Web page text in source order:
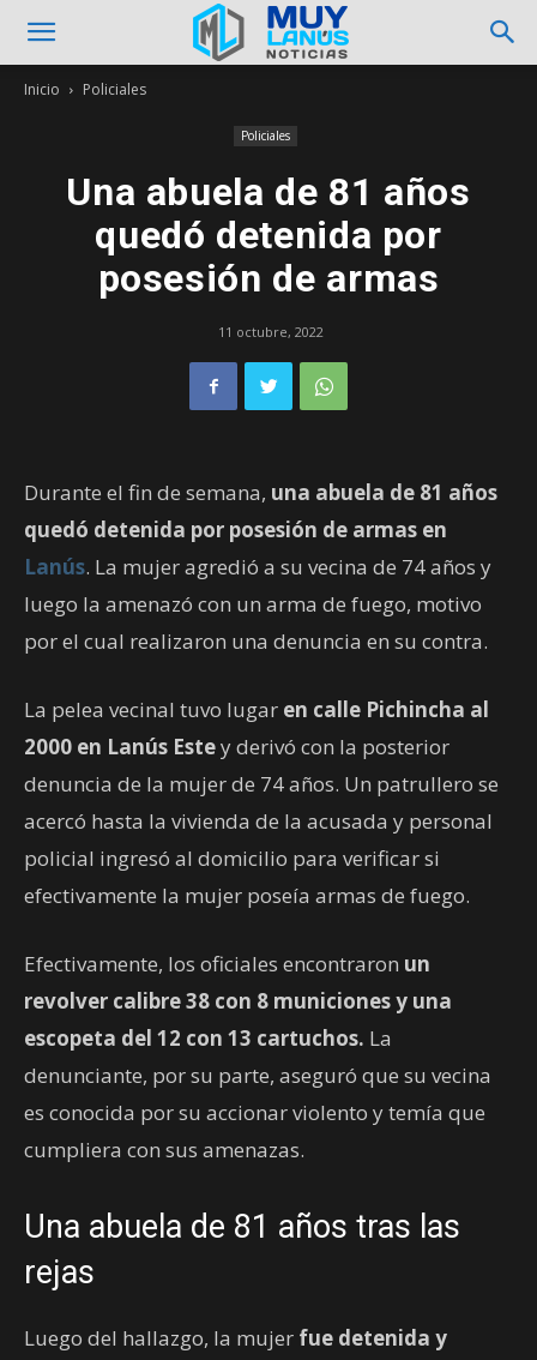
Inicio Policiales
Policiales
Una abuela de 81 años
quedó detenida por
posesión de armas
11 octubre, 2022
Durante el fin de semana, una abuela de 81 años
quedó detenida por posesión de armas en
Lanús. La mujer agredió a su vecina de 74 años y
luego la amenazó con un arma de fuego, motivo
por el cual realizaron una denuncia en su contra.
La pelea vecinal tuvo lugar en calle Pichincha al
2000 en Lanús Estey derivó con la posterior
denuncia de la mujer de 74 años. Un patrullero se
acercó hasta la vivienda de la acusada y personal
policial ingresó al domicilio para verificar si
efectivamente la mujer poseía armas de fuego.
Efectivamente, los oficiales encontraron un
revolver calibre 38 con 8 municiones y una
escopeta del 12 con 13 cartuchos. La
denunciante, por su parte, aseguró que su vecina
es conocida por su accionar violento y temía que
cumpliera con sus amenazas.
Una abuela de 81 años tras las
rejas
Luego del hallazgo, la mujer fue detenida y